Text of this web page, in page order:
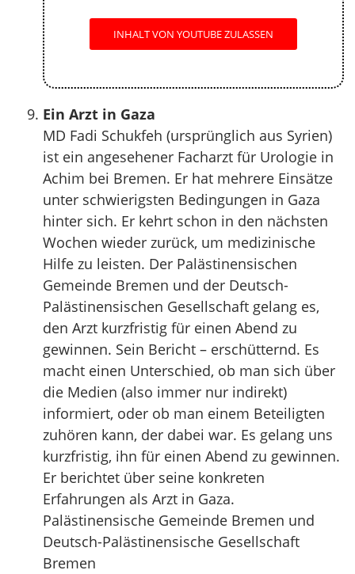
INHALT VON YOUTUBE ZULASSEN
Ein Arzt in Gaza
MD Fadi Schukfeh (ursprünglich aus Syrien)
ist ein angesehener Facharzt für Urologie in
Achim bei Bremen. Er hat mehrere Einsätze
unter schwierigsten Bedingungen in Gaza
hinter sich. Er kehrt schon in den nächsten
Wochen wieder zurück, um medizinische
Hilfe zu leisten. Der Palästinensischen
Gemeinde Bremen und der Deutsch-
Palästinensischen Gesellschaft gelang es,
den Arzt kurzfristig für einen Abend zu
gewinnen. Sein Bericht – erschütternd. Es
macht einen Unterschied, ob man sich über
die Medien (also immer nur indirekt)
informiert, oder ob man einem Beteiligten
zuhören kann, der dabei war. Es gelang uns
kurzfristig, ihn für einen Abend zu gewinnen.
Er berichtet über seine konkreten
Erfahrungen als Arzt in Gaza.
Palästinensische Gemeinde Bremen und
Deutsch-Palästinensische Gesellschaft
Bremen